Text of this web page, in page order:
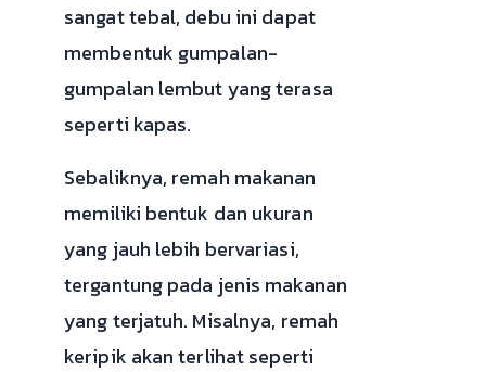
sangat tebal, debu ini dapat
membentuk gumpalan-
gumpalan lembut yang terasa
seperti kapas.
Sebaliknya, remah makanan
memiliki bentuk dan ukuran
yang jauh lebih bervariasi,
tergantung pada jenis makanan
yang terjatuh. Misalnya, remah
keripik akan terlihat seperti